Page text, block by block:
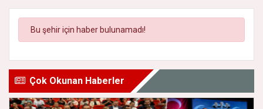
Bu şehir için haber bulunamadı!
Çok Okunan Haberler